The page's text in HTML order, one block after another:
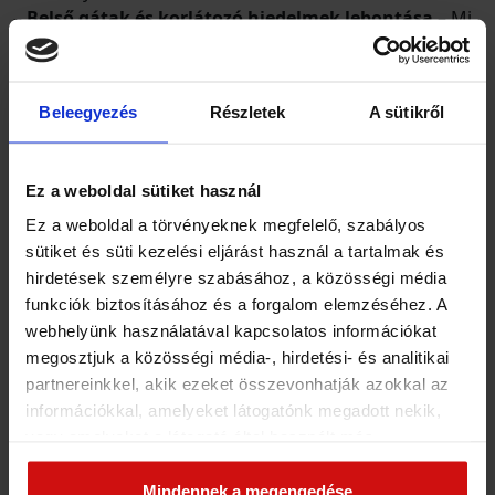
Beleegyezés Részletek A sütikről
Ez a weboldal sütiket használ
Ez a weboldal a törvényeknek megfelelő, szabályos
sütiket és süti kezelési eljárást használ a tartalmak és
hirdetések személyre szabásához, a közösségi média
funkciók biztosításához és a forgalom elemzéséhez. A
webhelyünk használatával kapcsolatos információkat
megosztjuk a közösségi média-, hirdetési- és analitikai
partnereinkkel, akik ezeket összevonhatják azokkal az
információkkal, amelyeket látogatónk megadott nekik,
szolgáltatásokból gyűjtöttek. Elfogadásával segíti a
munkánkat és nagyobb felhasználói élményt
Mindennek a megengedése
– Belső gátak és korlátozó hiedelmek lebontása– Mi
az, ami visszatart, és hogyan léphetsz túl rajta?
– Kapcsolati mintázatok feltárása
– Miért vonzódsz
helyzetek az életedben?
– Önbizalom és asszertivitás
tartasz?
– Gyakorlati stresszkezelési és tudatosságfejlesztő
technikák
Kinek ajánlott a tréning?
Elsősorban olyan embereknek ajánljuk akik most
ismerkednek az önismeret témájával, vagy az
önismereti útjuk elején járnak. Ugyanakkor az